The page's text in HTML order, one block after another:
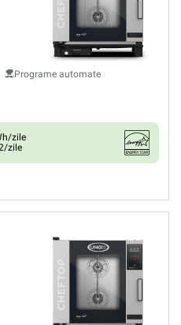
Programe automate
zile
zile